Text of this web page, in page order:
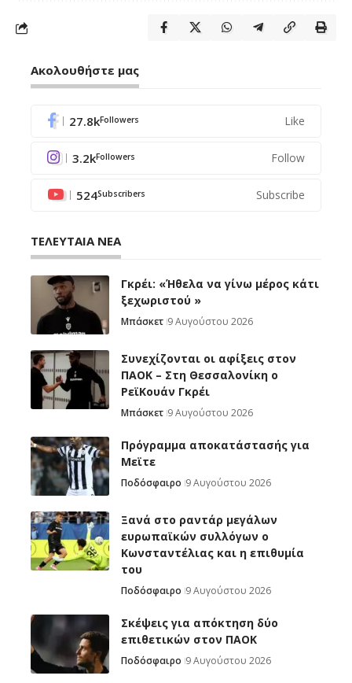
Ακολουθήστε μας
27.8kFollowers Like
3.2kFollowers Follow
524Subscribers Subscribe
ΤΕΛΕΥΤΑΙΑ ΝΕΑ
Γκρέι: «Ήθελα να γίνω μέρος κάτι
ξεχωριστού »
Μπάσκετ 9 Αυγούστου 2026
Συνεχίζονται οι αφίξεις στον
ΠΑΟΚ – Στη Θεσσαλονίκη ο
ΡεϊΚουάν Γκρέι
Μπάσκετ 9 Αυγούστου 2026
Πρόγραμμα αποκατάστασής για
Μεϊτε
Ποδόσφαιρο 9 Αυγούστου 2026
Ξανά στο ραντάρ μεγάλων
ευρωπαϊκών συλλόγων ο
Κωνσταντέλιας και η επιθυμία
του
Ποδόσφαιρο 9 Αυγούστου 2026
Σκέψεις για απόκτηση δύο
επιθετικών στον ΠΑΟΚ
Ποδόσφαιρο 9 Αυγούστου 2026